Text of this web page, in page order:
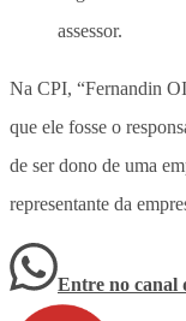
assessor.
Na CPI, “Fernandin
que ele fosse o
de ser dono de uma
representante da
Entre no canal